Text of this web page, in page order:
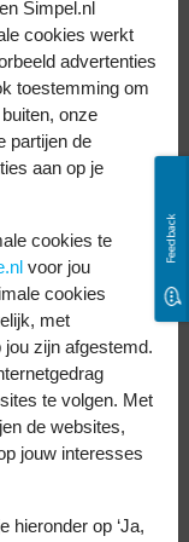
batterij
welke
Gebruik je
de
apps.
zodat je
Feedback
Simpel.nl
cookies werkt
advertenties
toestemming om
onze
partijen de
aan op je
cookies te
voor jou
cookies
met
zijn afgestemd.
te volgen. Met
de websites,
jouw interesses
hieronder op ‘Ja,